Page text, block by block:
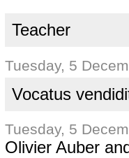
Teacher
Tuesday, 5
Vocatus
Tuesday, 5
Olivier Auber